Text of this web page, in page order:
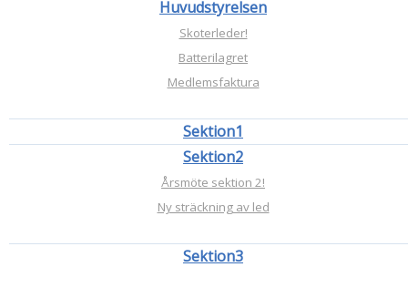
Huvudstyrelsen
Skoterleder!
Batterilagret
Medlemsfaktura
Sektion1
Sektion2
Årsmöte sektion 2!
Ny sträckning av led
Sektion3